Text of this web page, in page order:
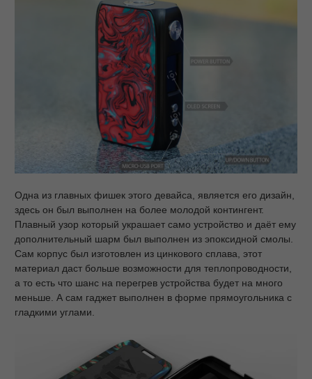
Одна из главных фишек этого девайса, является его дизайн,
здесь он был выполнен на более молодой контингент.
Плавный узор который украшает само устройство и даёт ему
дополнительный шарм был выполнен из эпоксидной смолы.
Сам корпус был изготовлен из цинкового сплава, этот
материал даст больше возможности для теплопроводности,
а то есть что шанс на перегрев устройства будет на много
меньше. А сам гаджет выполнен в форме прямоугольника с
гладкими углами.